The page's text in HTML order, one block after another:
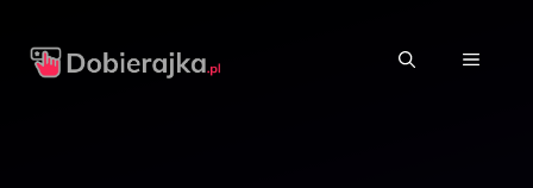
MENU